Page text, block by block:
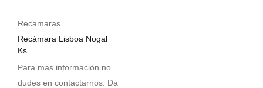
Recamaras
Recámara Lisboa Nogal
Ks.
Para mas información no
dudes en contactarnos. Da